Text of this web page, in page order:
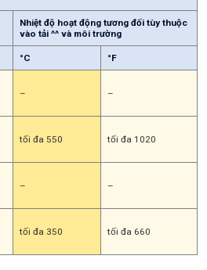
Nhiệt độ hoạt động tương đối tùy thuộc
vào tải ^^ và môi trường
°C °F
– –
tối đa 550 tối đa 1020
– –
tối đa 350 tối đa 660